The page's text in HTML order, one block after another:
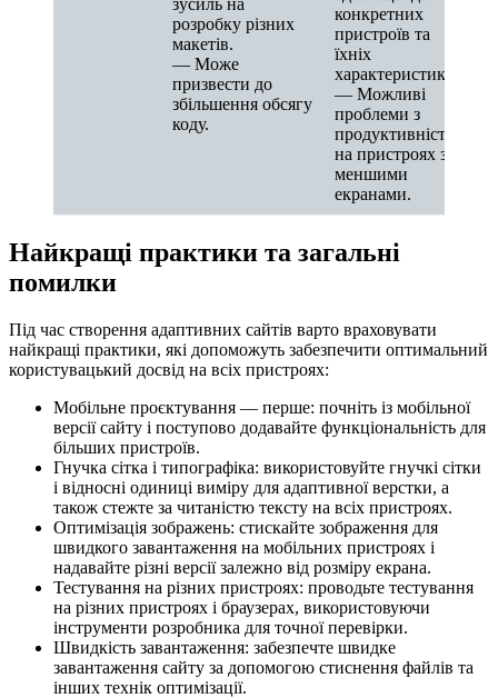
зусиль на
розробку різних
макетів.
— Може
призвести до
збільшення обсягу
коду.
конкретних
пристроїв та
їхніх
характеристик.
— Можливі
проблеми з
продуктивністю
на пристроях з
меншими
екранами.
Найкращі практики та загальні
помилки
Під час створення адаптивних сайтів варто враховувати
найкращі практики, які допоможуть забезпечити оптимальний
користувацький досвід на всіх пристроях:
Мобільне проєктування — перше: почніть із мобільної
версії сайту і поступово додавайте функціональність для
більших пристроїв.
Гнучка сітка і типографіка: використовуйте гнучкі сітки
і відносні одиниці виміру для адаптивної верстки, а
також стежте за читаністю тексту на всіх пристроях.
Оптимізація зображень: стискайте зображення для
швидкого завантаження на мобільних пристроях і
надавайте різні версії залежно від розміру екрана.
Тестування на різних пристроях: проводьте тестування
на різних пристроях і браузерах, використовуючи
інструменти розробника для точної перевірки.
Швидкість завантаження: забезпечте швидке
завантаження сайту за допомогою стиснення файлів та
інших технік оптимізації.